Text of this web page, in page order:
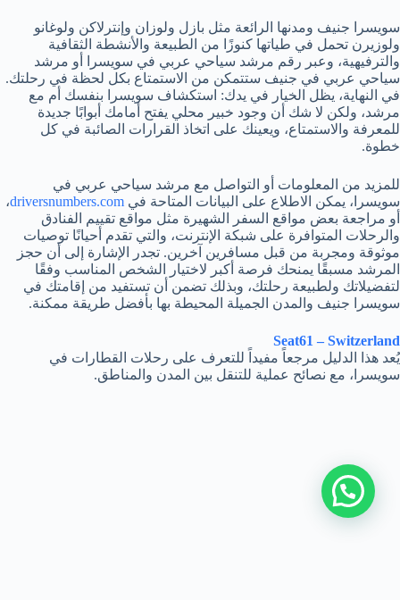
سويسرا جنيف ومدنها الرائعة مثل بازل ولوزان وإنترلاكن ولوغانو
ولوزيرن تحمل في طياتها كنوزًا من الطبيعة والأنشطة الثقافية
والترفيهية، وعبر رقم مرشد سياحي عربي في سويسرا أو مرشد
سياحي عربي في جنيف ستتمكن من الاستمتاع بكل لحظة في رحلتك.
في النهاية، يظل الخيار في يدك: استكشاف سويسرا بنفسك أم مع
مرشد، ولكن لا شك أن وجود خبير محلي يفتح أمامك أبوابًا جديدة
للمعرفة والاستمتاع، ويعينك على اتخاذ القرارات الصائبة في كل
خطوة.
للمزيد من المعلومات أو التواصل مع مرشد سياحي عربي في
سويسرا، يمكن الاطلاع على البيانات المتاحة في driversnumbers.com،
أو مراجعة بعض مواقع السفر الشهيرة مثل مواقع تقييم الفنادق
والرحلات المتوافرة على شبكة الإنترنت، والتي تقدم أحيانًا توصيات
موثوقة ومجربة من قبل مسافرين آخرين. تجدر الإشارة إلى أن حجز
المرشد مسبقًا يمنحك فرصة أكبر لاختيار الشخص المناسب وفقًا
لتفضيلاتك ولطبيعة رحلتك، وبذلك تضمن أن تستفيد من إقامتك في
سويسرا جنيف والمدن الجميلة المحيطة بها بأفضل طريقة ممكنة.
Seat61 – Switzerland
يُعد هذا الدليل مرجعاً مفيداً للتعرف على رحلات القطارات في
سويسرا، مع نصائح عملية للتنقل بين المدن والمناطق.